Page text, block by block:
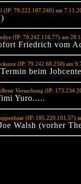
(IP: 79.222.187.240) am
(IP: 79.242.116.77) am
Friedrich vom
(IP: 79.242.68.250) am
beim
Versuchung (IP:
Yuro.....
(IP: 185.220.101.57)
Walsh (vorher